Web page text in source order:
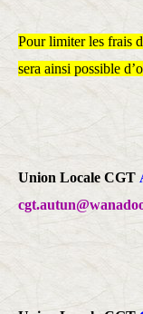
Pour limiter les frais
sera ainsi possible
Union Locale CGT